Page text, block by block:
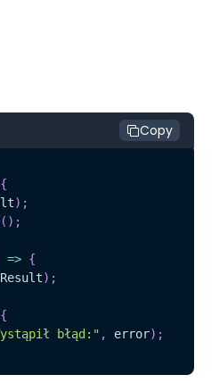
Copy
{
) ;
( ) ;
=> {
) ;
{
błąd:" , error) ;